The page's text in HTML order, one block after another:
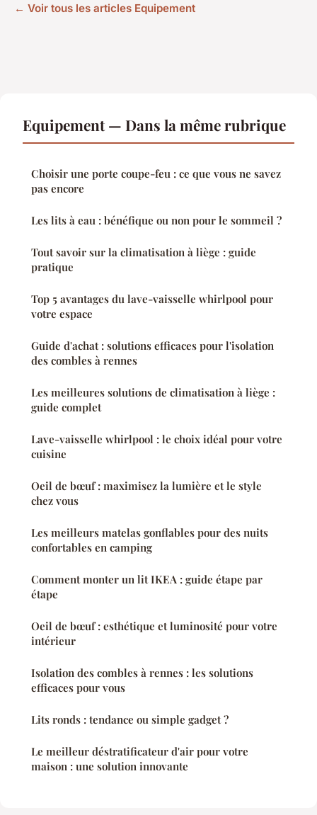
← Voir tous les articles Equipement
Equipement — Dans la même rubrique
Choisir une porte coupe-feu : ce que vous ne savez
pas encore
Les lits à eau : bénéfique ou non pour le sommeil ?
Tout savoir sur la climatisation à liège : guide
pratique
Top 5 avantages du lave-vaisselle whirlpool pour
votre espace
Guide d'achat : solutions efficaces pour l'isolation
des combles à rennes
Les meilleures solutions de climatisation à liège :
guide complet
Lave-vaisselle whirlpool : le choix idéal pour votre
cuisine
Oeil de bœuf : maximisez la lumière et le style
chez vous
Les meilleurs matelas gonflables pour des nuits
confortables en camping
Comment monter un lit IKEA : guide étape par
étape
Oeil de bœuf : esthétique et luminosité pour votre
intérieur
Isolation des combles à rennes : les solutions
efficaces pour vous
Lits ronds : tendance ou simple gadget ?
Le meilleur déstratificateur d'air pour votre
maison : une solution innovante